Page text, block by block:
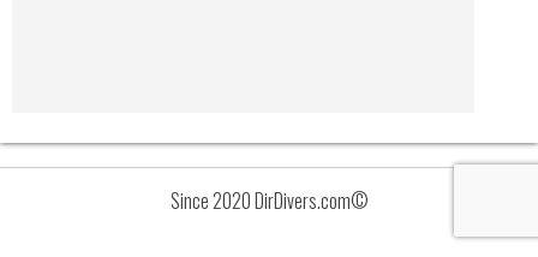
Since 2020 DirDivers.com©